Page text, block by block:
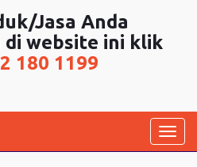
Jasa Anda
website ini klik
180 1199